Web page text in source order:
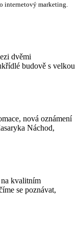
internetový marketing.
dvěmi
budově s velkou
nová oznámení
Náchod,
na kvalitním
se poznávat,